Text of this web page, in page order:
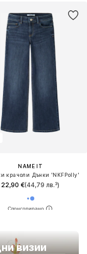
визии
NAME IT
крачоли Дънки 'NKFPolly'
22,90 €(44,79 лв.³)